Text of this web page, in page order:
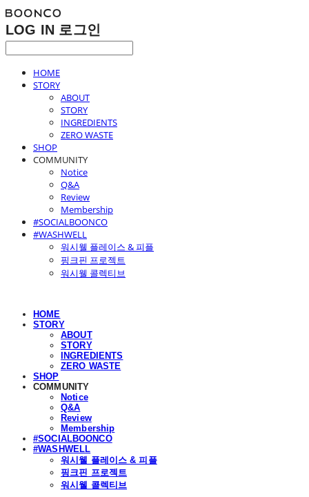
LOG IN 로그인
HOME
STORY
ABOUT
STORY
INGREDIENTS
ZERO WASTE
SHOP
COMMUNITY
Notice
Q&A
Review
Membership
#SOCIALBOONCO
#WASHWELL
워시웰 플레이스 & 피플
핑크핀 프로젝트
워시웰 콜렉티브
HOME
STORY
ABOUT
STORY
INGREDIENTS
ZERO WASTE
SHOP
COMMUNITY
Notice
Q&A
Review
Membership
#SOCIALBOONCO
#WASHWELL
워시웰 플레이스 & 피플
핑크핀 프로젝트
워시웰 콜렉티브